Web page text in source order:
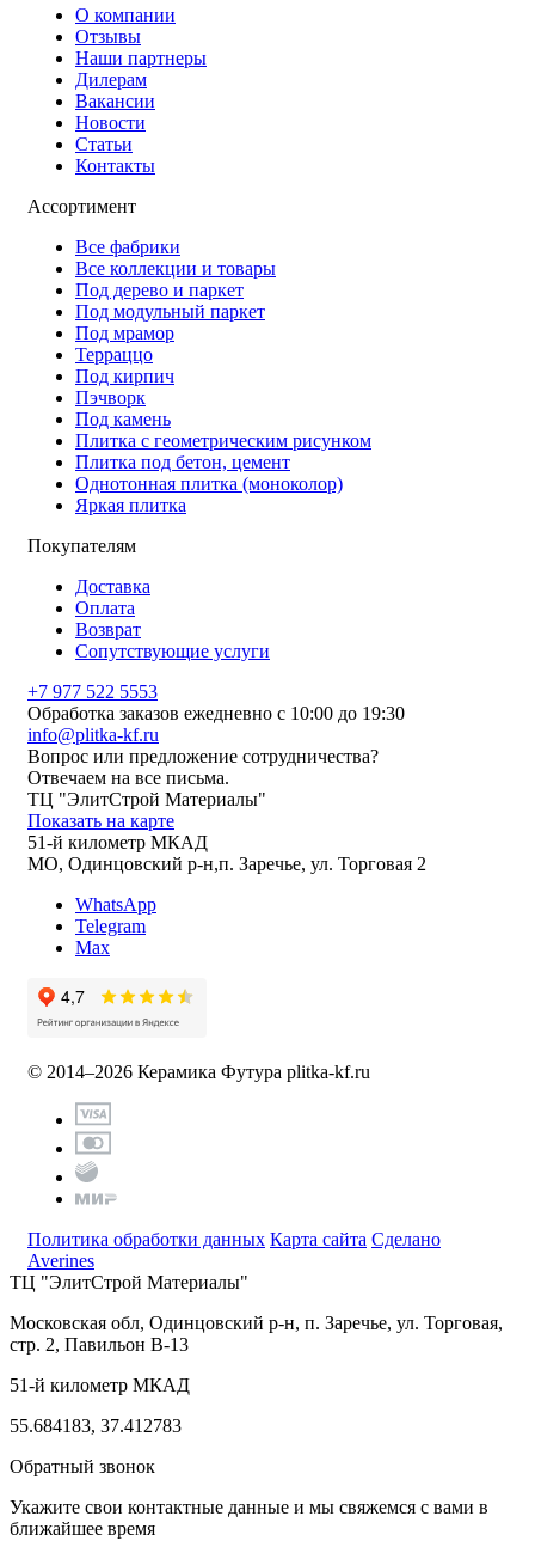
О компании
Отзывы
Наши партнеры
Дилерам
Вакансии
Новости
Статьи
Контакты
Ассортимент
Все фабрики
Все коллекции и товары
Под дерево и паркет
Под модульный паркет
Под мрамор
Терраццо
Под кирпич
Пэчворк
Под камень
Плитка с геометрическим рисунком
Плитка под бетон, цемент
Однотонная плитка (моноколор)
Яркая плитка
Покупателям
Доставка
Оплата
Возврат
Сопутствующие услуги
+7 977 522 5553
Обработка заказов ежедневно с 10:00 до 19:30
info@plitka-kf.ru
Вопрос или предложение сотрудничества?
Отвечаем на все письма.
ТЦ "ЭлитСтрой Материалы"
Показать на карте
51-й километр МКАД
МО, Одинцовский р-н,п. Заречье, ул. Торговая 2
WhatsApp
Telegram
Max
© 2014–2026 Керамика Футура plitka-kf.ru
Политика обработки данных Карта сайта Сделано
Averines
ТЦ "ЭлитСтрой Материалы"
Московская обл, Одинцовский р-н, п. Заречье, ул. Торговая,
стр. 2, Павильон В-13
51-й километр МКАД
55.684183, 37.412783
Обратный звонок
Укажите свои контактные данные и мы свяжемся с вами в
ближайшее время